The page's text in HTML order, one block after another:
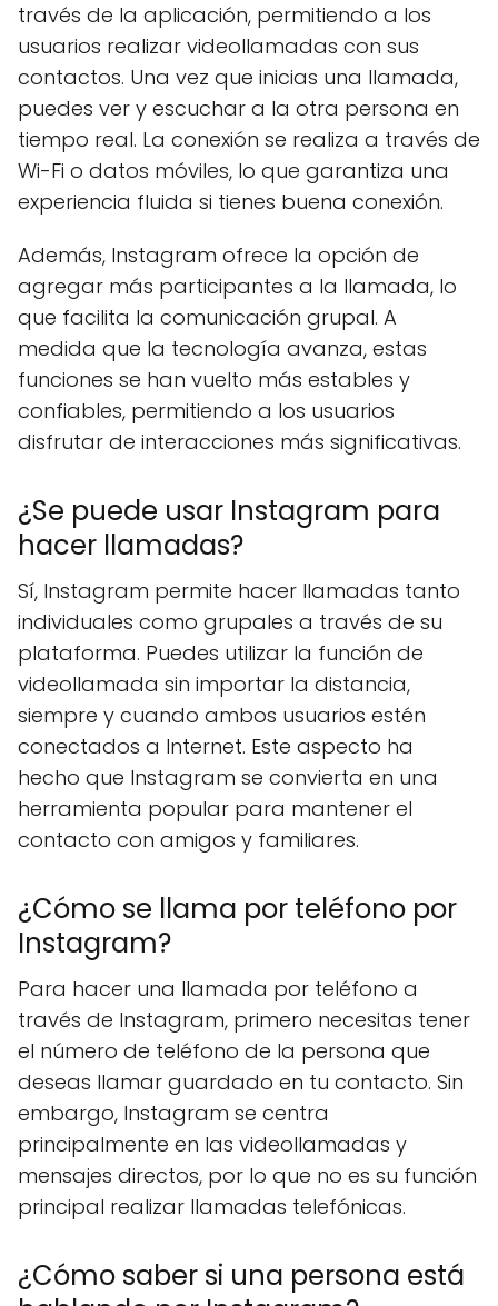
través de la aplicación, permitiendo a los
usuarios realizar videollamadas con sus
contactos. Una vez que inicias una llamada,
puedes ver y escuchar a la otra persona en
tiempo real. La conexión se realiza a través de
Wi-Fi o datos móviles, lo que garantiza una
experiencia fluida si tienes buena conexión.
Además, Instagram ofrece la opción de
agregar más participantes a la llamada, lo
que facilita la comunicación grupal. A
medida que la tecnología avanza, estas
funciones se han vuelto más estables y
confiables, permitiendo a los usuarios
disfrutar de interacciones más significativas.
¿Se puede usar Instagram para
hacer llamadas?
Sí, Instagram permite hacer llamadas tanto
individuales como grupales a través de su
plataforma. Puedes utilizar la función de
videollamada sin importar la distancia,
siempre y cuando ambos usuarios estén
conectados a Internet. Este aspecto ha
hecho que Instagram se convierta en una
herramienta popular para mantener el
contacto con amigos y familiares.
¿Cómo se llama por teléfono por
Instagram?
Para hacer una llamada por teléfono a
través de Instagram, primero necesitas tener
el número de teléfono de la persona que
deseas llamar guardado en tu contacto. Sin
embargo, Instagram se centra
principalmente en las videollamadas y
mensajes directos, por lo que no es su función
principal realizar llamadas telefónicas.
¿Cómo saber si una persona está